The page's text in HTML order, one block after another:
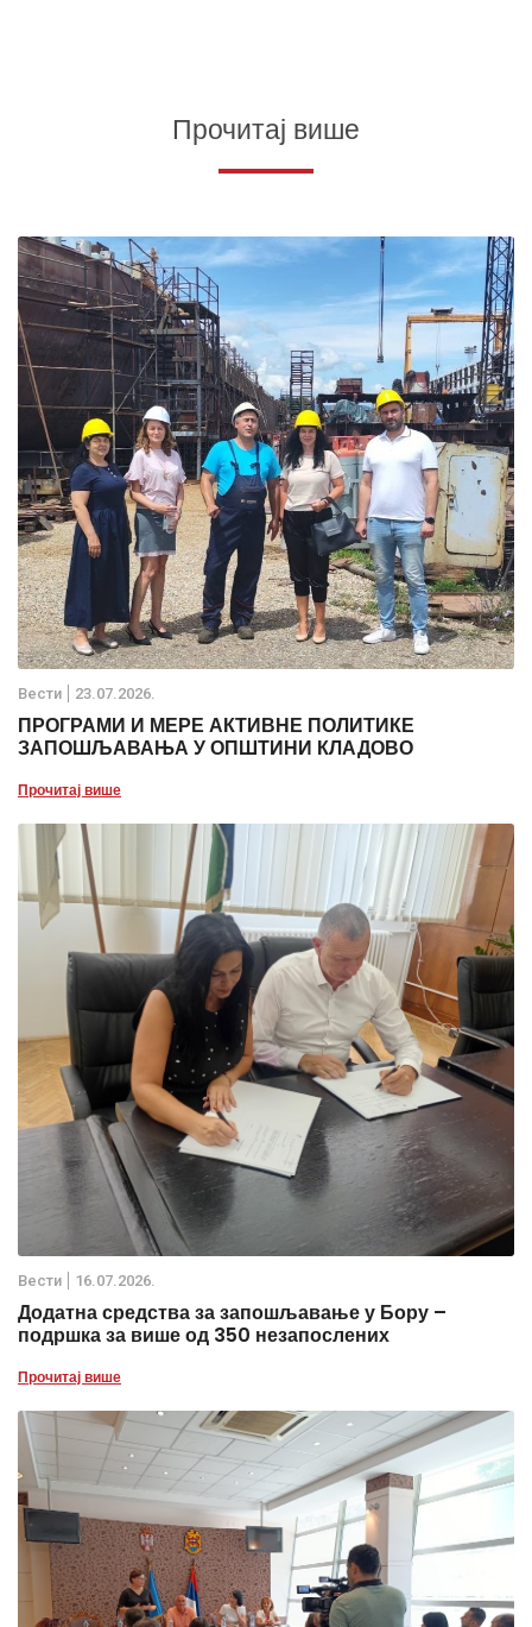
Прочитај више
Вести 23.07.2026.
ПРОГРАМИ И МЕРЕ АКТИВНЕ ПОЛИТИКЕ
ЗАПОШЉАВАЊА У ОПШТИНИ КЛАДОВО
Прочитај више
Вести 16.07.2026.
Додатна средства за запошљавање у Бору –
подршка за више од 350 незапослених
Прочитај више